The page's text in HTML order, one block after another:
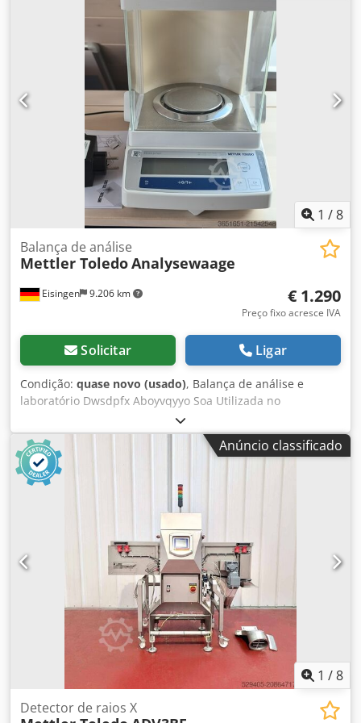
fabricação: 2016 Display: ICS4255 Outros dados sobre
pesos mínimos/máximos, larguras das correias e
comprimentos dos elementos serão fornecidos
posteriormente Tipo: Precision Junction Box AJB5408 PIN:
30206112 SIN: 5043R448GS Faixa de temperatura: -20°C a
+10°C Condição: boa Dwodpfxewx Hxqo Ab Ssa Disponível:
imediatamente Localização: Unna
1 /8
Eisingen 9.206 km
Balança de análise
Mettler ToledoAnalysewaage
€ 1.290
Preço fixo acresce IVA
Solicitar Ligar
Condição: quase novo (usado), Balança de análise e
laboratório Dwsdpfx Aboyvqyyo Soa Utilizada no
laboratório de uma produção médica em sala limpa. Preço
novo: 3.450,- €
Anúncio classificado
1 /8
Detector de raios X